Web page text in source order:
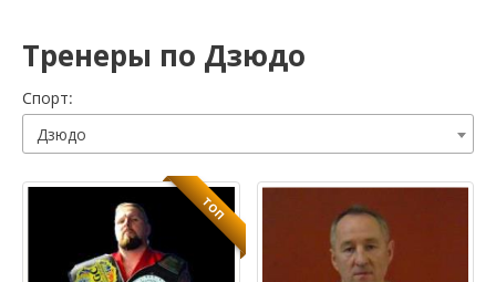
Тренеры по Дзюдо
Cпорт:
Дзюдо
ТОП